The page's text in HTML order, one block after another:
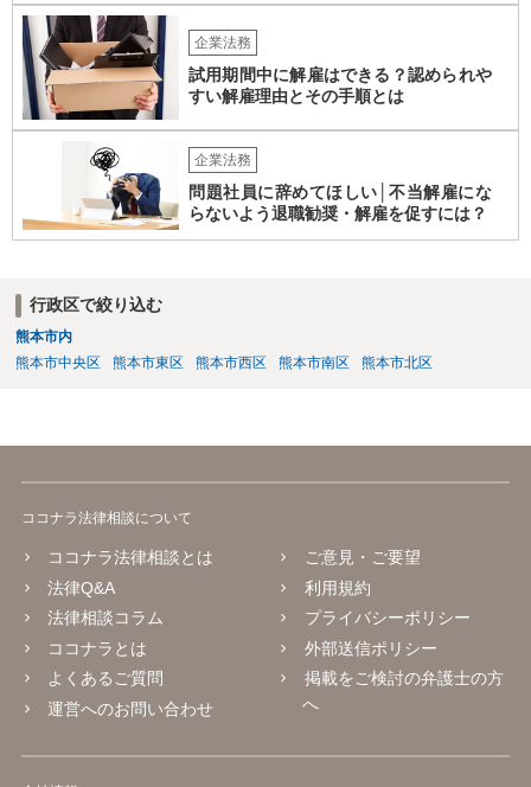
企業法務
試用期間中に解雇はできる？認められや
すい解雇理由とその手順とは
企業法務
問題社員に辞めてほしい│不当解雇にな
らないよう退職勧奨・解雇を促すには？
行政区で絞り込む
熊本市内
熊本市中央区
熊本市東区 熊本市西区 熊本市南区 熊本市北区
ココナラ法律相談について
ココナラ法律相談とは
法律Q&A
法律相談コラム
ココナラとは
よくあるご質問
運営へのお問い合わせ
ご意見・ご要望
利用規約
プライバシーポリシー
外部送信ポリシー
掲載をご検討の弁護士の方
へ